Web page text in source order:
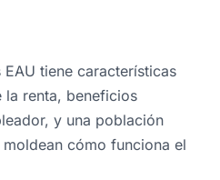
tiene características
la renta, beneficios
y una población
cómo funciona el